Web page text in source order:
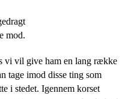
mod.
vi vil give ham en lang række
tage imod disse ting som
i stedet. Igennem korset